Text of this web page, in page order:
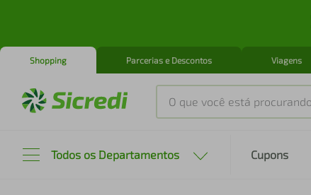
Shopping Parcerias e Descontos Viagens
O que você está procurando?
Todos os Departamentos Cupons